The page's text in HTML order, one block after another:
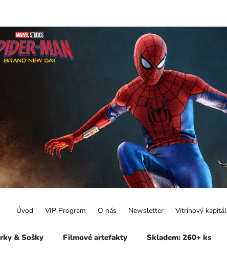
& Sošky Filmové artefakty Skladem: 260+ ks
Úvod VIP Program O nás Newsletter Vitrínový kapitál